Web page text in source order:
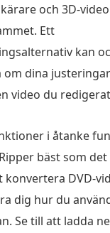
och 3D-
Ett
kan
dina
video du
i åtanke
bäst som det
DVD-
dig hur du
Se till att ladda